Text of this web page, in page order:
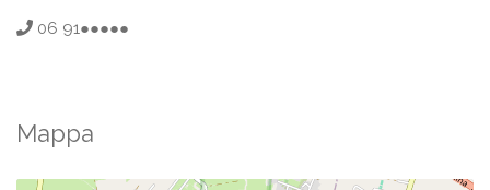
06 91●●●●●
Mappa